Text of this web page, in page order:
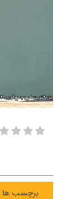
برچسب ها